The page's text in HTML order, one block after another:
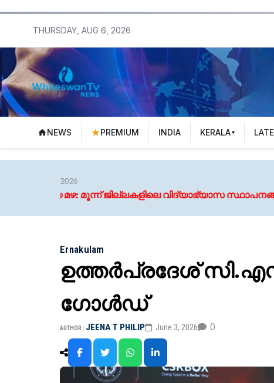
THURSDAY, AUG 6, 2026
NEWS PREMIUM INDIA KERALA
വിദ്യാഭ്യാസ സ്ഥാപനങ്ങള്‍ക്ക് നാളെ അവധി
Ernakulam
ഉത്തര്‍പ്രദേശ്
ഗോള്‍ഡ്
AUTHOR : JEENA T PHILIP June 3, 2026 0